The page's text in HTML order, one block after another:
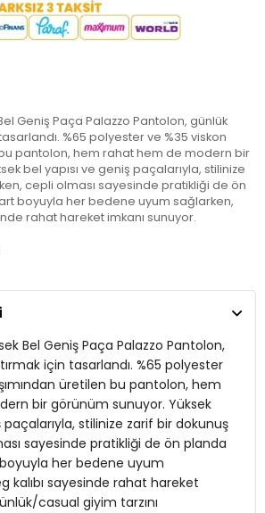
Geniş Paça Palazzo Pantolon, günlük
tasarlandı. %65 polyester ve %35 viskon
bu pantolon, hem rahat hem de modern bir
bel yapısı ve geniş paçalarıyla, stilinize
cepli olması sayesinde pratikliği de ön
boyuyla her bedene uyum sağlarken,
rahat hareket imkanı sunuyor.
benimseyenler için ideal bir tercih olan
sokak modasında fark yaratmak
% 35 Viskon
ve Fermuar
Bel Geniş Paça Palazzo Pantolon,
için tasarlandı. %65 polyester
üretilen bu pantolon, hem
bir görünüm sunuyor. Yüksek
paçalarıyla, stilinize zarif bir dokunuş
sayesinde pratikliği de ön planda
her bedene uyum
kalıbı sayesinde rahat hareket
casual giyim tarzını